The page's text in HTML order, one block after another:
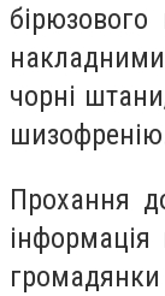
чорні
Прохання